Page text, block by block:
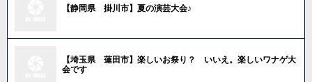
【静岡県 掛川市】夏の演芸大会♪
【埼玉県 蓮田市】楽しいお祭り？ いいえ。楽しいワナゲ大
会です